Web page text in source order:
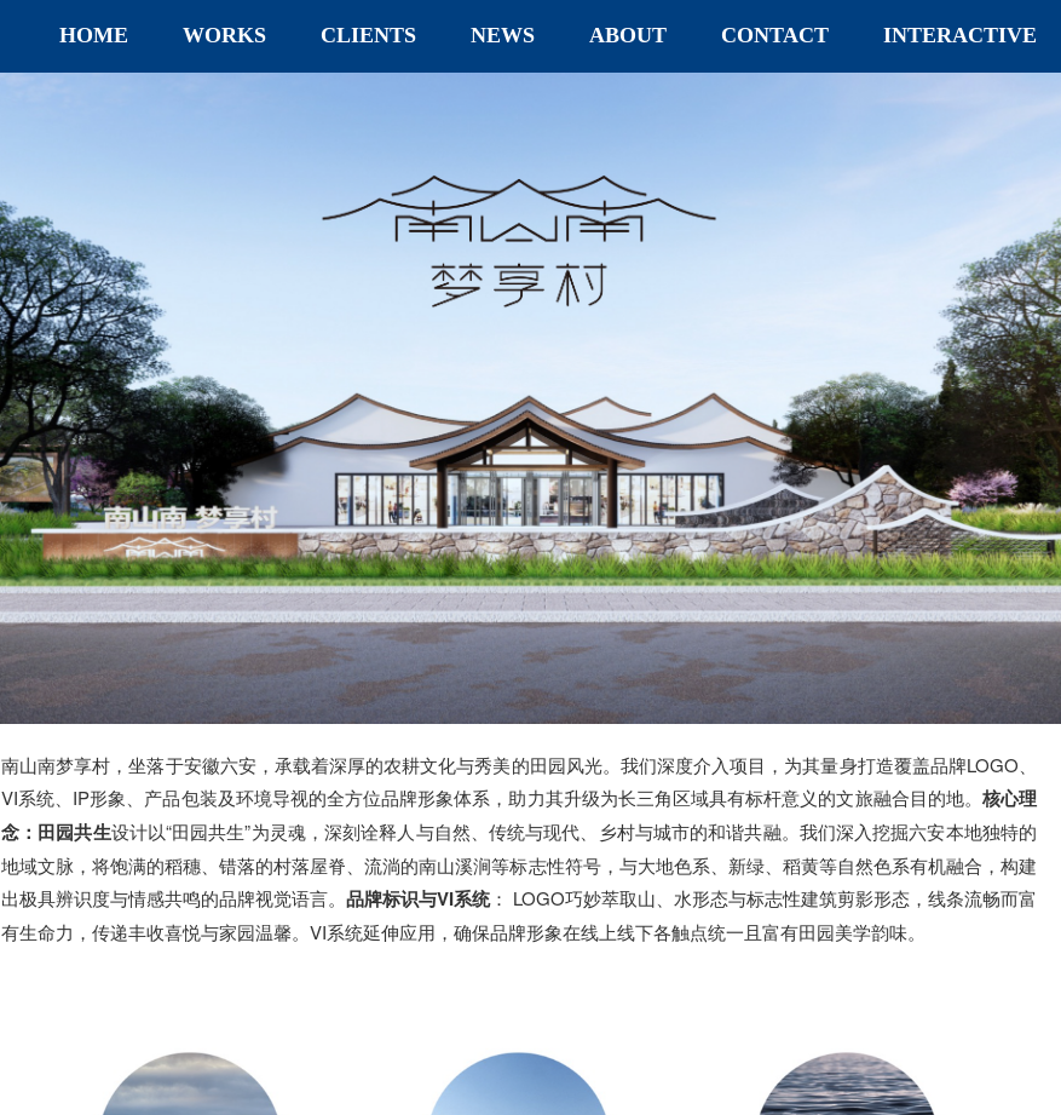
HOME WORKS CLIENTS NEWS ABOUT CONTACT INTERACTIVE
南山南梦享村，坐落于安徽六安，承载着深厚的农耕文化与秀美的田园风光。我们深度介入项目，为其量身打造覆盖品牌LOGO、
VI系统、IP形象、产品包装及环境导视的全方位品牌形象体系，助力其升级为长三角区域具有标杆意义的文旅融合目的地。 核心理
念：田园共生设计以“田园共生”为灵魂，深刻诠释人与自然、传统与现代、乡村与城市的和谐共融。我们深入挖掘六安本地独特的
地域文脉，将饱满的稻穗、错落的村落屋脊、流淌的南山溪涧等标志性符号，与大地色系、新绿、稻黄等自然色系有机融合，构建
出极具辨识度与情感共鸣的品牌视觉语言。 品牌标识与VI系统： LOGO巧妙萃取山、水形态与标志性建筑剪影形态，线条流畅而富
有生命力，传递丰收喜悦与家园温馨。VI系统延伸应用，确保品牌形象在线上线下各触点统一且富有田园美学韵味。